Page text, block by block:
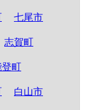
七尾市
志賀町
町
白山市